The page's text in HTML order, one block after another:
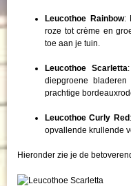
Leucothoe Rainbow:
roze tot crème en
toe aan je tuin.
Leucothoe Scarletta
diepgroene
prachtige
Leucothoe Curly Red
opvallende krullende
Hieronder zie je de